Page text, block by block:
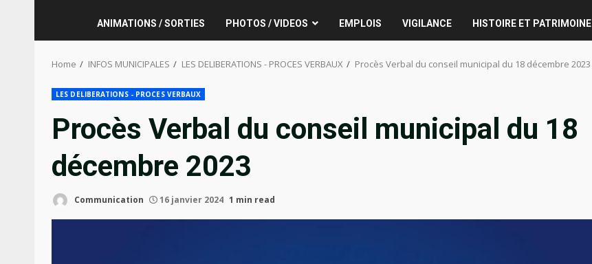
ANIMATIONS / SORTIES PHOTOS / VIDEOS EMPLOIS VIGILANCE HISTOIRE ET PATRIMOINE
Home INFOS MUNICIPALES LES DELIBERATIONS - PROCES VERBAUX Procès Verbal du conseil municipal du 18 décembre 2023
LES DELIBERATIONS - PROCES VERBAUX
Procès Verbal du conseil municipal du 18
décembre 2023
Communication 16 janvier 2024 1 min read